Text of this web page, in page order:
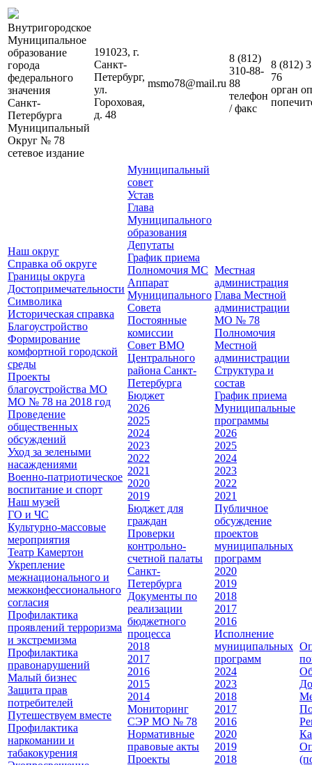
Внутригородское
Муниципальное
образование
города
федерального
значения
Санкт-
Петербурга
Муниципальный
Округ № 78
сетевое издание
191023, г.
Санкт-
Петербург,
ул.
Гороховая,
д. 48
msmo78@mail.ru
8 (812)
310-88-
88
телефон
/ факс
8 (812)
76
орган
Наш округ
Справка об округе
Границы округа
Достопримечательности
Символика
Историческая справка
Благоустройство
Формирование
комфортной городской
среды
Проекты
благоустройства МО
МО № 78 на 2018 год
Проведение
общественных
обсуждений
Уход за зелеными
насаждениями
Военно-патриотическое
воспитание и спорт
Наш музей
ГО и ЧС
Культурно-массовые
мероприятия
Театр Камертон
Укрепление
межнационального и
межконфессионального
согласия
Профилактика
проявлений терроризма
и экстремизма
Профилактика
правонарушений
Малый бизнес
Защита прав
потребителей
Путешествуем вместе
Профилактика
наркомании и
табакокурения
Муниципальный
совет
Устав
Глава
Муниципального
образования
Депутаты
График приема
Полномочия МС
Аппарат
Муниципального
Совета
Постоянные
комиссии
Совет ВМО
Центрального
района Санкт-
Петербурга
Бюджет
2026
2025
2024
2023
2022
2021
2020
2019
Бюджет для
граждан
Проверки
контрольно-
счетной палаты
Санкт-
Петербурга
Документы по
реализации
бюджетного
процесса
2018
2017
2016
2015
2014
Мониторинг
СЭР МО № 78
Нормативные
правовые акты
Проекты
Местная
администрация
Глава Местной
администрации
МО № 78
Полномочия
Местной
администрации
Cтруктура и
состав
График приема
Муниципальные
программы
2026
2025
2024
2023
2022
2021
Публичное
обсуждение
проектов
муниципальных
программ
2020
2019
2018
2017
2016
Исполнение
муниципальных
программ
2024
2023
2018
2017
2016
2020
2019
2018